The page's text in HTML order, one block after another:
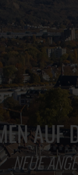
AUF
NEUE